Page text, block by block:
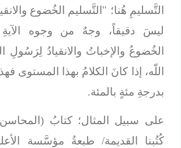
التَّسليمِ هُنا؛ "التَّسليم الخُضوع
ليسَ دقيقاً، وجهٌ من وجوه الآيةِ
الخُضوعُ والإخباتُ والانقيادُ لِرَسُولِ
اللّه، إذا كانَ الكلامُ بهذا المستوى
بدرجةِ مئةٍ بالمئة.
على سبيل المثال؛ كتابُ
كُتُبنا القديمة/ طبعةُ مؤسَّسة